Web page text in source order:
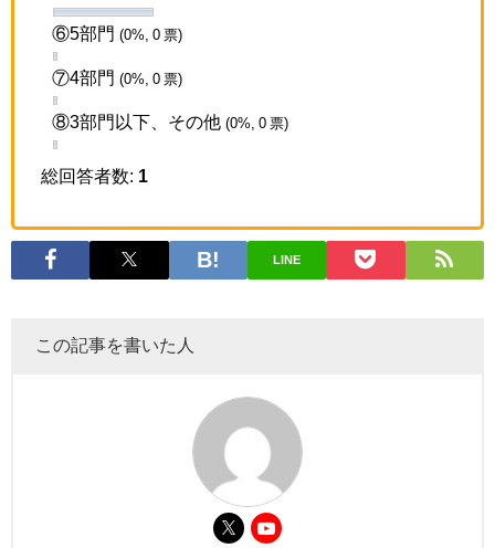
⑥5部門 (0%, 0 票)
⑦4部門 (0%, 0 票)
⑧3部門以下、その他 (0%, 0 票)
総回答者数: 1
LINE
この記事を書いた人